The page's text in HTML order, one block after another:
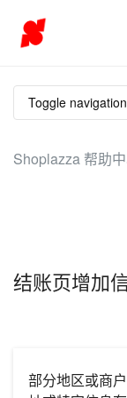
Toggle navigation
Shoplazza 帮助
结账页增加
部分地区或商